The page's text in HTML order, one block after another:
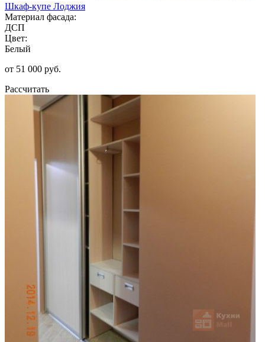
Шкаф-купе Лоджия
Материал фасада:
ДСП
Цвет:
Белый
от 51 000 руб.
Рассчитать